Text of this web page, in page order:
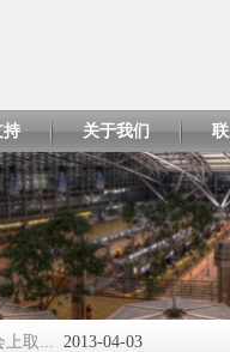
持 关于我们
上取... 2013-04-03